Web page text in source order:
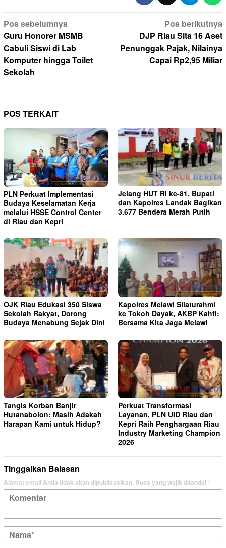
Navigasi
pos
Pos sebelumnya
Guru Honorer MSMB
Cabuli Siswi di Lab
Komputer hingga Toilet
Sekolah
Pos berikutnya
DJP Riau Sita 16 Aset
Penunggak Pajak, Nilainya
Capai Rp2,95 Miliar
POS TERKAIT
PLN Perkuat Implementasi
Budaya Keselamatan Kerja
melalui HSSE Control Center
di Riau dan Kepri
Jelang HUT RI ke-81, Bupati
dan Kapolres Landak Bagikan
3.677 Bendera Merah Putih
OJK Riau Edukasi 350 Siswa
Sekolah Rakyat, Dorong
Budaya Menabung Sejak Dini
Kapolres Melawi Silaturahmi
ke Tokoh Dayak, AKBP Kahfi:
Bersama Kita Jaga Melawi
Tangis Korban Banjir
Hutanabolon: Masih Adakah
Harapan Kami untuk Hidup?
Perkuat Transformasi
Layanan, PLN UID Riau dan
Kepri Raih Penghargaan Riau
Industry Marketing Champion
2026
Tinggalkan Balasan
Alamat email Anda tidak akan dipublikasikan. Ruas yang wajib ditandai*